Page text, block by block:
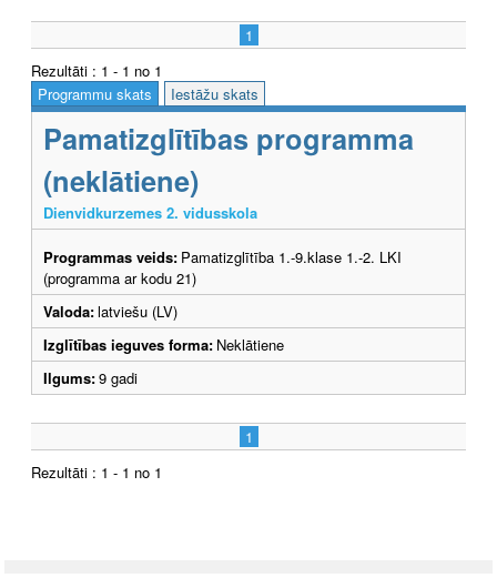
1
Rezultāti : 1 - 1 no 1
Programmu skats
Iestāžu skats
Pamatizglītības programma
(neklātiene)
Dienvidkurzemes 2. vidusskola
Programmas veids: Pamatizglītība 1.-9.klase 1.-2. LKI
(programma ar kodu 21)
Valoda:latviešu (LV)
Izglītības ieguves forma: Neklātiene
Ilgums:9 gadi
1
Rezultāti : 1 - 1 no 1